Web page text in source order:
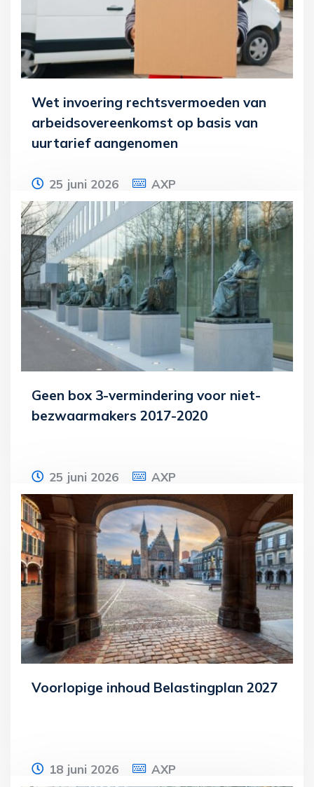
Lees meer
Wet invoering rechtsvermoeden van
arbeidsovereenkomst op basis van
uurtarief aangenomen
25 juni 2026 AXP
De Eerste Kamer heeft het wetsvoorstel
invoering rechtsvermoeden van
arbeidsovereenkomst op basis van
uurtarief aangenomen.
Lees meer
Geen box 3-vermindering voor niet-
bezwaarmakers 2017-2020
25 juni 2026 AXP
Een belastingaanslag waarbij voor de
jaren 2017 tot en met 2020 te veel
inkomstenbelasting in box 3 is geheven,
hoeft niet
Lees meer
Voorlopige inhoud Belastingplan 2027
18 juni 2026 AXP